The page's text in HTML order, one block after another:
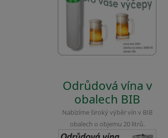
Odrůdová vína v
obalech BIB
Nabízíme široký výběr vín v BIB
obalech o objemu 20 litrů.